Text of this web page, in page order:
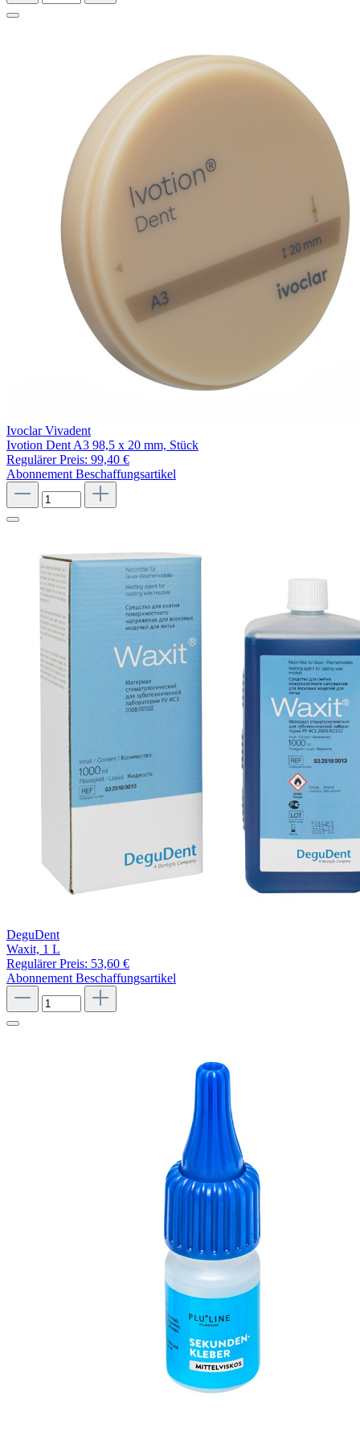
Ivoclar Vivadent
Ivotion Dent A3 98,5 x 20 mm, Stück
Regulärer Preis: 99,40 €
Abonnement Beschaffungsartikel
DeguDent
Waxit, 1 L
Regulärer Preis: 53,60 €
Abonnement Beschaffungsartikel